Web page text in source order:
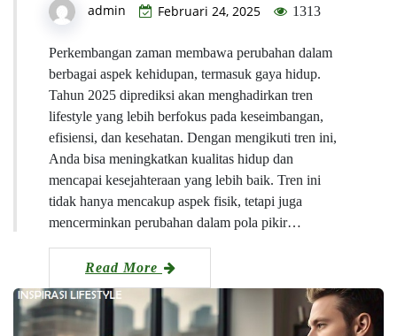
admin Februari 24, 2025 1313
Perkembangan zaman membawa perubahan dalam
berbagai aspek kehidupan, termasuk gaya hidup.
Tahun 2025 diprediksi akan menghadirkan tren
lifestyle yang lebih berfokus pada keseimbangan,
efisiensi, dan kesehatan. Dengan mengikuti tren ini,
Anda bisa meningkatkan kualitas hidup dan
mencapai kesejahteraan yang lebih baik. Tren ini
tidak hanya mencakup aspek fisik, tetapi juga
mencerminkan perubahan dalam pola pikir…
Read More